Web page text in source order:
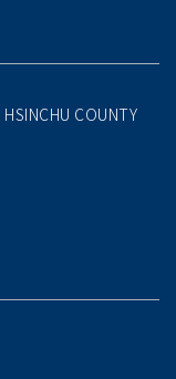
COUNTY